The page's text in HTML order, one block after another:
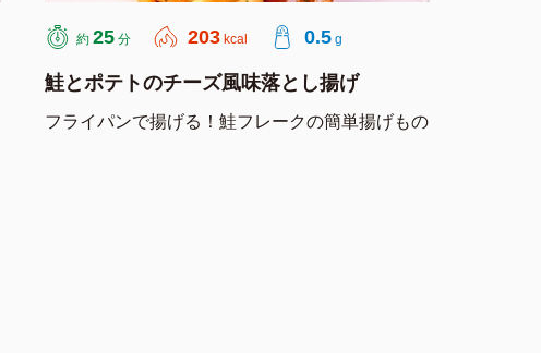
約 25 分 203 kcal 0.5 g
鮭とポテトのチーズ風味落とし揚げ
フライパンで揚げる！鮭フレークの簡単揚げもの